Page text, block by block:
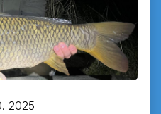
2025